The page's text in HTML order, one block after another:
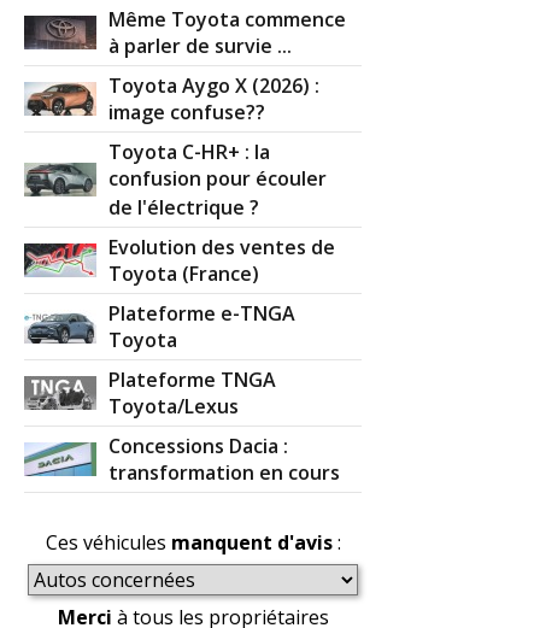
Même Toyota commence
à parler de survie ...
Toyota Aygo X (2026) :
image confuse??
Toyota C-HR+ : la
confusion pour écouler
de l'électrique ?
Evolution des ventes de
Toyota (France)
Plateforme e-TNGA
Toyota
Plateforme TNGA
Toyota/Lexus
Concessions Dacia :
transformation en cours
Ces véhicules manquent d'avis:
Merci à tous les propriétaires